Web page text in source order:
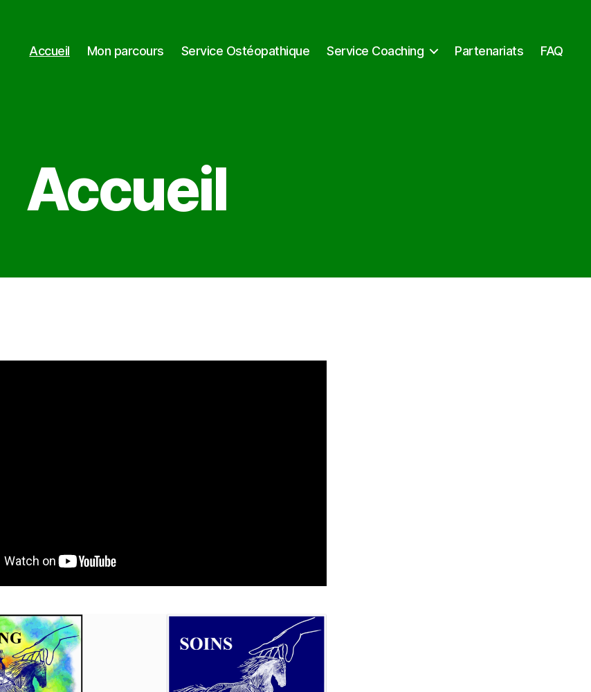
Accueil Mon parcours Service Ostéopathique Service Coaching Partenariats FAQ
Accueil